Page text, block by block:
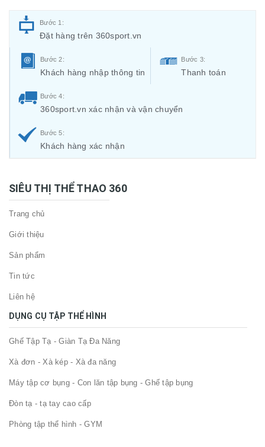
Bước 1:
Đặt hàng trên 360sport.vn
Bước 2:
Khách hàng nhập thông tin
Bước 3:
Thanh toán
Bước 4:
360sport.vn xác nhận và vận chuyển
Bước 5:
Khách hàng xác nhận
SIÊU THỊ THỂ THAO 360
Trang chủ
Giới thiệu
Sản phẩm
Tin tức
Liên hệ
DỤNG CỤ TẬP THỂ HÌNH
Ghế Tập Tạ - Giàn Tạ Đa Năng
Xà đơn - Xà kép - Xà đa năng
Máy tập cơ bụng - Con lăn tập bụng - Ghế tập bụng
Đòn tạ - tạ tay cao cấp
Phòng tập thể hình - GYM